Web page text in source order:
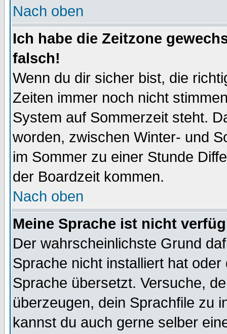
Nach oben
Ich habe die Zeitzone
falsch!
Wenn du dir sicher bist, die
Zeiten immer noch nicht
System auf Sommerzeit steht.
worden, zwischen Winter- und
im Sommer zu einer Stunde
der Boardzeit kommen.
Nach oben
Meine Sprache ist nicht
Der wahrscheinlichste Grund
Sprache nicht installiert hat
Sprache übersetzt. Versuche,
überzeugen, dein Sprachfile zu
kannst du auch gerne selber